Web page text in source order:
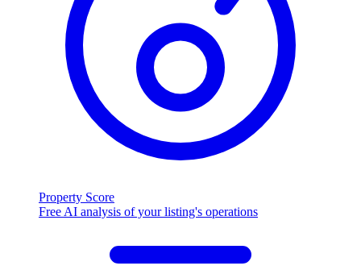
Property Score
Free AI analysis of your listing's operations